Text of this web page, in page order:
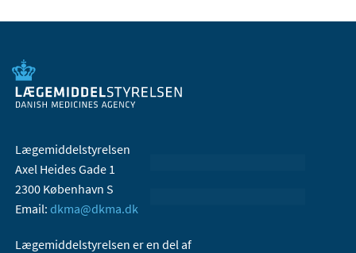
Lægemiddelstyrelsen
Axel Heides Gade 1
2300 København S
Email: dkma@dkma.dk
Lægemiddelstyrelsen er en del af